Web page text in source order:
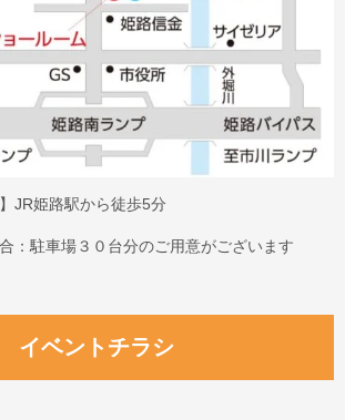
JR姫路駅から徒歩5分
：駐車場３０台分のご用意がございます
イベントチラシ